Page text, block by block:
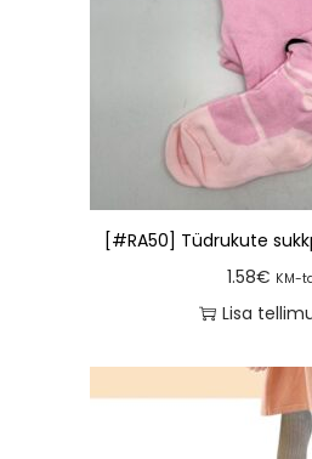
[#RA50] Tüdrukute
1.58€ KM-
Lisa